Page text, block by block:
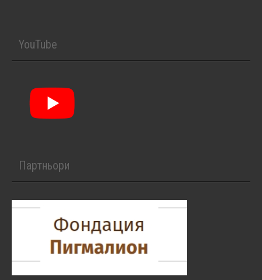
YouTube
Партньори